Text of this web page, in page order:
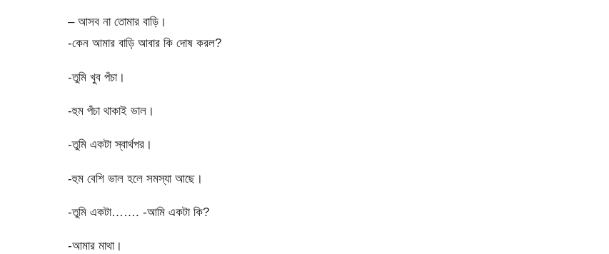
– আসব না তোমার বাড়ি।
-কেন আমার বাড়ি আবার কি দোষ করল?
-তুমি খুব পঁচা।
-হুম পঁচা থাকাই ভাল।
-তুমি একটা স্বার্থপর।
-হুম বেশি ভাল হলে সমস্যা আছে।
-তুমি একটা……. -আমি একটা কি?
-আমার মাথা।